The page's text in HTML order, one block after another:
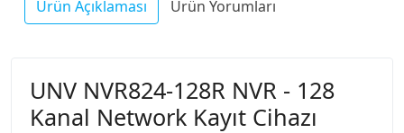
Ürün Açıklaması Ürün Yorumları
UNV NVR824-128R NVR - 128
Kanal Network Kayıt Cihazı